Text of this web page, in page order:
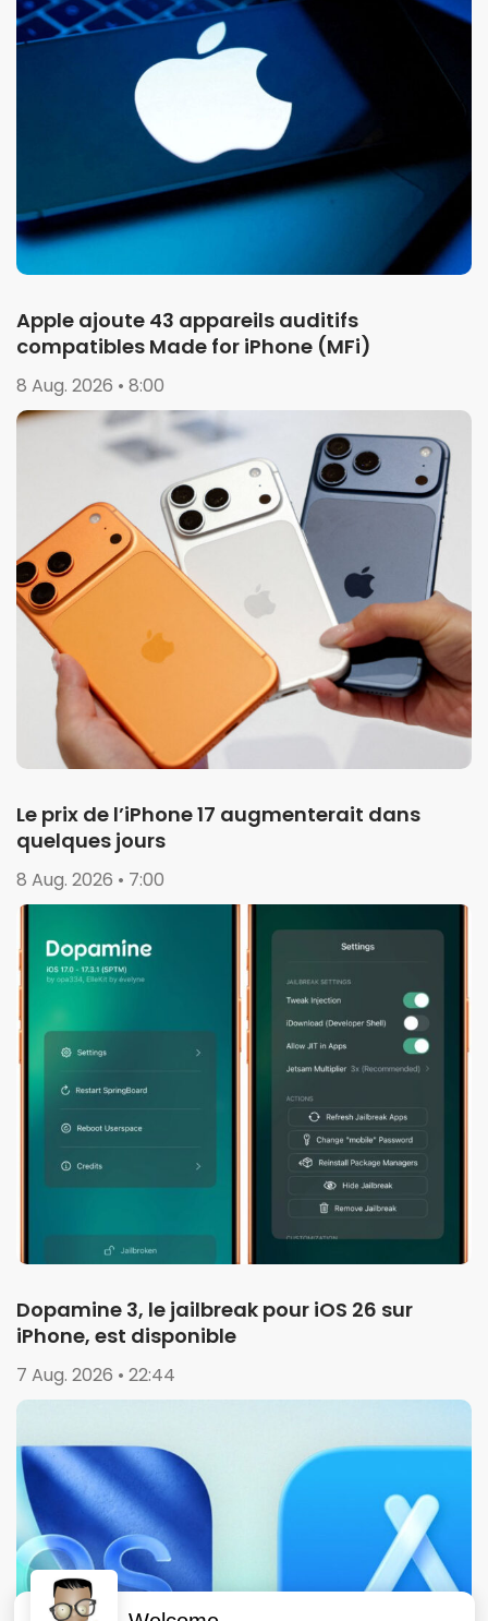
Apple ajoute 43 appareils auditifs
compatibles Made for iPhone (MFi)
8 Aug. 2026 • 8:00
Le prix de l’iPhone 17 augmenterait dans
quelques jours
8 Aug. 2026 • 7:00
Dopamine 3, le jailbreak pour iOS 26 sur
iPhone, est disponible
7 Aug. 2026 • 22:44